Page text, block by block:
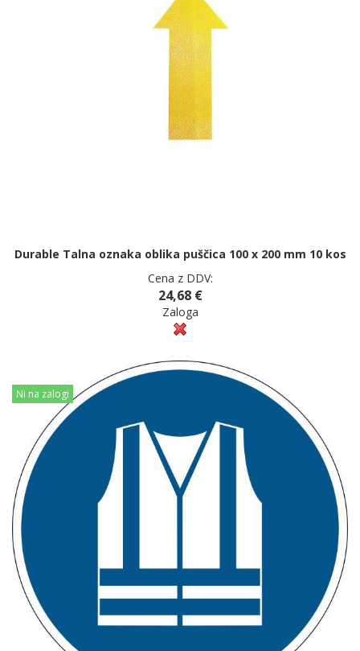
Durable Talna oznaka oblika puščica 100 x 200 mm 10 kos
Cena z DDV:
24,68 €
Zaloga
Ni na zalogi